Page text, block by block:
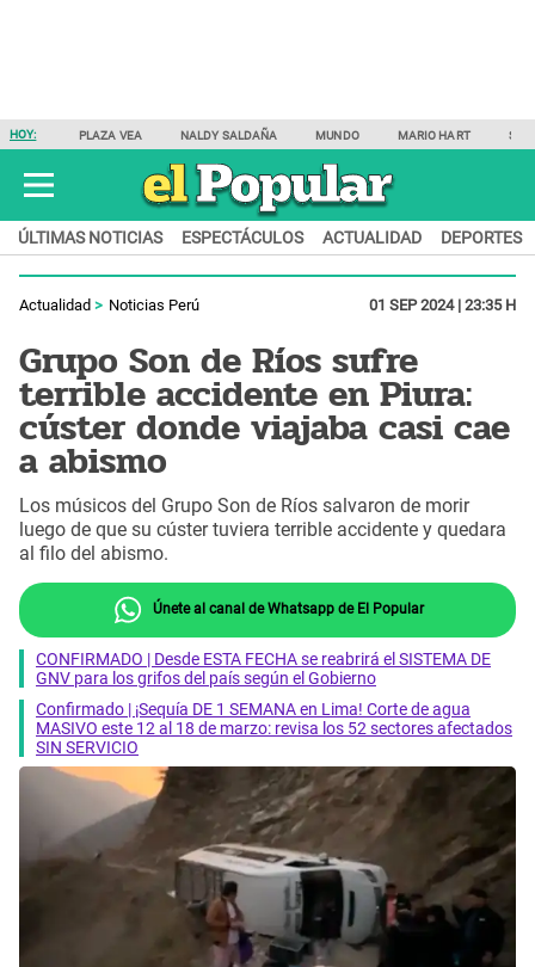
HOY: PLAZA VEA NALDY SALDAÑA MUNDO MARIO HART
ÚLTIMAS NOTICIAS ESPECTÁCULOS ACTUALIDAD DEPORTES
Actualidad Noticias Perú 01 SEP 2024 | 23:35 H
Grupo Son de Ríos sufre
terrible accidente en Piura:
cúster donde viajaba casi cae
a abismo
Los músicos del Grupo Son de Ríos salvaron de morir
luego de que su cúster tuviera terrible accidente y quedara
al filo del abismo.
Únete al canal de Whatsapp de El Popular
CONFIRMADO | Desde ESTA FECHA se reabrirá el SISTEMA DE
GNV para los grifos del país según el Gobierno
Confirmado | ¡Sequía DE 1 SEMANA en Lima! Corte de agua
MASIVO este 12 al 18 de marzo: revisa los 52 sectores afectados
SIN SERVICIO